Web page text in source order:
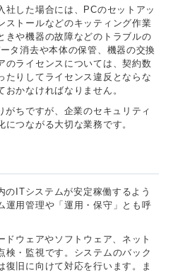
社した場合には、PCのセットアッ
ストールなどのキッティング作業
きや機器の故障などのトラブルの
タ消去や本体の保管、機器の交換
のライセンスについては、契約数
たりしてライセンス違反とならな
かなければなりません。
がちですが、企業のセキュリティ
つながる大切な業務です。
のITシステムが安定稼働するよう
運用管理や「運用・保守」とも呼
ウェアやソフトウェア、ネット
検・監視です。システムのバック
復旧に向けて対応を行います。ま